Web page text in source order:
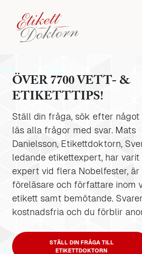
ÖVER 7700 VETT- &
ETIKETTTIPS!
Ställ din fråga, sök efter något
läs alla frågor med svar. Mats
Danielsson, Etikettdoktorn,
ledande etikettexpert, har varit
expert vid flera Nobelfester, är
föreläsare och författare inom
etikett samt bemötande.
kostnadsfria och du förblir
STÄLL DIN FRÅGA TILL
ETIKETTDOKTORN